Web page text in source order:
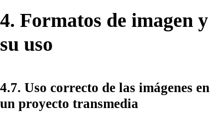
4. Formatos de imagen y
su uso
4.7. Uso correcto de las imágenes en
un proyecto transmedia